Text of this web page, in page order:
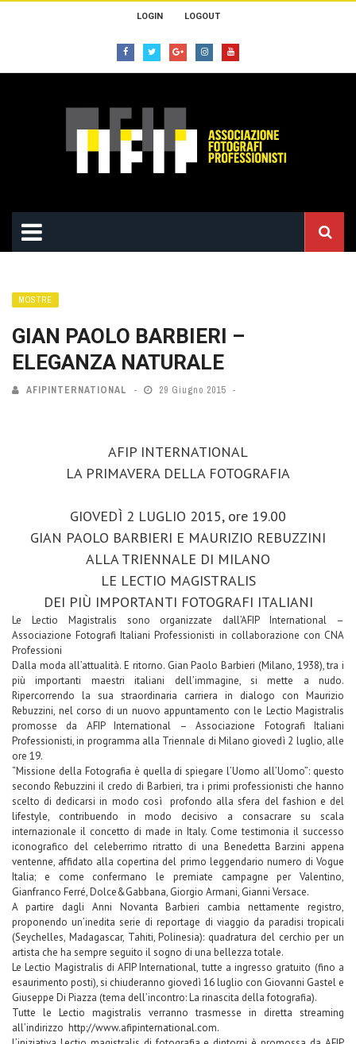
LOGIN LOGOUT
MOSTRE
GIAN PAOLO BARBIERI –
ELEGANZA NATURALE
AFIPINTERNATIONAL 29 Giugno 2015
AFIP INTERNATIONAL
LA PRIMAVERA DELLA FOTOGRAFIA
GIOVEDÌ 2 LUGLIO 2015, ore 19.00
GIAN PAOLO BARBIERI E MAURIZIO REBUZZINI
ALLA TRIENNALE DI MILANO
LE LECTIO MAGISTRALIS
DEI PIÙ IMPORTANTI FOTOGRAFI ITALIANI
Le Lectio Magistralis sono organizzate dall’AFIP International –
Associazione Fotografi Italiani Professionisti in collaborazione con CNA
Professioni
Dalla moda all’attualità. E ritorno. Gian Paolo Barbieri (Milano, 1938), tra i
più importanti maestri italiani dell’immagine, si mette a nudo.
Ripercorrendo la sua straordinaria carriera in dialogo con Maurizio
Rebuzzini, nel corso di un nuovo appuntamento con le Lectio Magistralis
promosse da AFIP International – Associazione Fotografi Italiani
Professionisti, in programma alla Triennale di Milano giovedì 2 luglio, alle
ore 19.
“Missione della Fotografia è quella di spiegare l’Uomo all’Uomo”: questo
secondo Rebuzzini il credo di Barbieri, tra i primi professionisti che hanno
scelto di dedicarsi in modo così profondo alla sfera del fashion e del
lifestyle, contribuendo in modo decisivo a consacrare su scala
internazionale il concetto di made in Italy. Come testimonia il successo
iconografico del celeberrimo ritratto di una Benedetta Barzini appena
ventenne, affidato alla copertina del primo leggendario numero di Vogue
Italia; e come confermano le premiate campagne per Valentino,
Gianfranco Ferré, Dolce&Gabbana, Giorgio Armani, Gianni Versace.
A partire dagli Anni Novanta Barbieri cambia nettamente registro,
proponendo un’inedita serie di reportage di viaggio da paradisi tropicali
(Seychelles, Madagascar, Tahiti, Polinesia): quadratura del cerchio per un
artista che ha sempre seguito il sogno di una bellezza totale.
Le Lectio Magistralis di AFIP International, tutte a ingresso gratuito (fino a
esaurimento posti), si chiuderanno giovedì 16 luglio con Giovanni Gastel e
Giuseppe Di Piazza (tema dell’incontro: La rinascita della fotografia).
Tutte le Lectio magistralis verranno trasmesse in diretta streaming
all’indirizzo http://www.afipinternational.com.